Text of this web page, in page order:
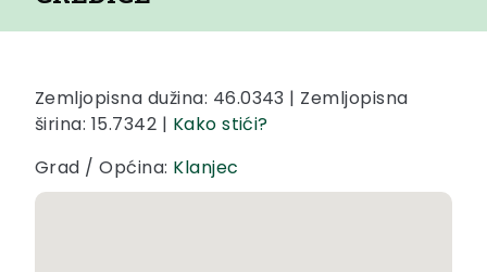
Zemljopisna dužina: 46.0343 | Zemljopisna
širina: 15.7342 | Kako stići?
Grad / Općina: Klanjec